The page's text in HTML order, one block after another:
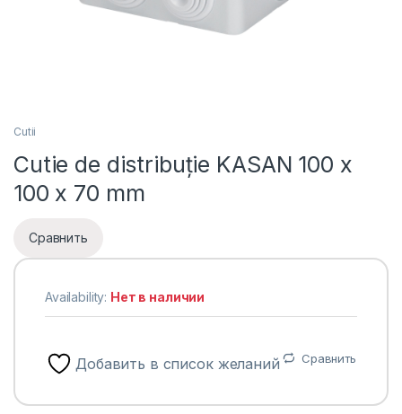
Cutii
Cutie de distribuție KASAN 100 x
100 x 70 mm
Сравнить
Availability: Нет в наличии
Добавить в список желаний Сравнить